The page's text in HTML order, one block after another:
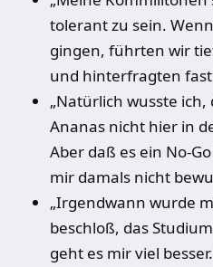
tolerant zu sein.
gingen, führten wir
und hinterfragten fast
„Natürlich wusste
Ananas nicht hier in
Aber daß es ein No-
mir damals nicht
„Irgendwann wurde
beschloß, das
geht es mir viel